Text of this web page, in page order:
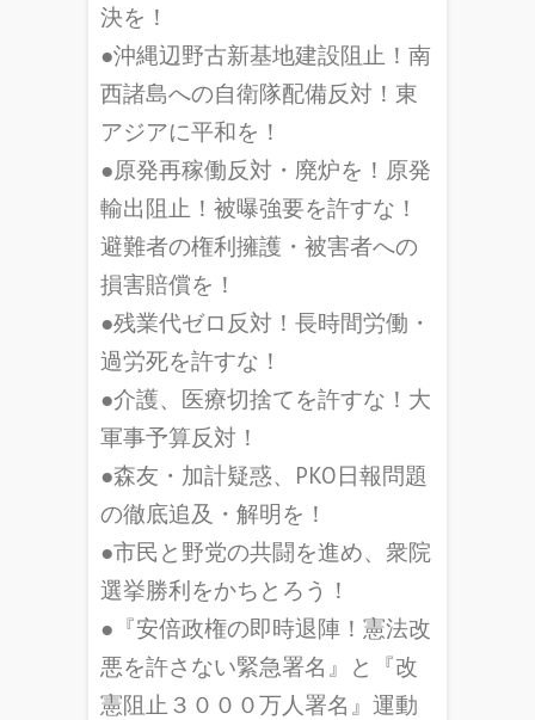
決を！
●沖縄辺野古新基地建設阻止！南
西諸島への自衛隊配備反対！東
アジアに平和を！
●原発再稼働反対・廃炉を！原発
輸出阻止！被曝強要を許すな！
避難者の権利擁護・被害者への
損害賠償を！
●残業代ゼロ反対！長時間労働・
過労死を許すな！
●介護、医療切捨てを許すな！大
軍事予算反対！
●森友・加計疑惑、PKO日報問題
の徹底追及・解明を！
●市民と野党の共闘を進め、衆院
選挙勝利をかちとろう！
●『安倍政権の即時退陣！憲法改
悪を許さない緊急署名』と『改
憲阻止３０００万人署名』運動